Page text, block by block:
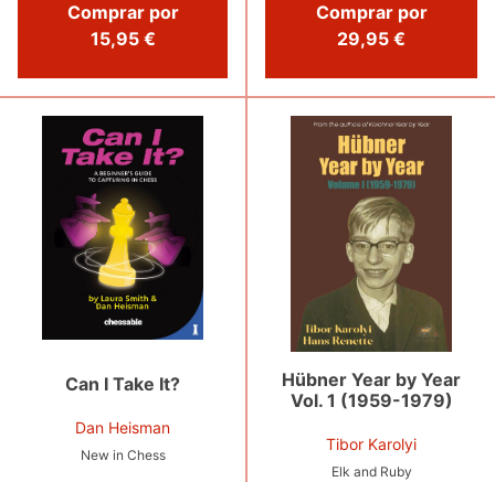
Comprar por
15,95 €
Comprar por
29,95 €
Can I Take It?
Dan Heisman
New in Chess
Hübner Year by Year
Vol. 1 (1959-1979)
Tibor Karolyi
Elk and Ruby